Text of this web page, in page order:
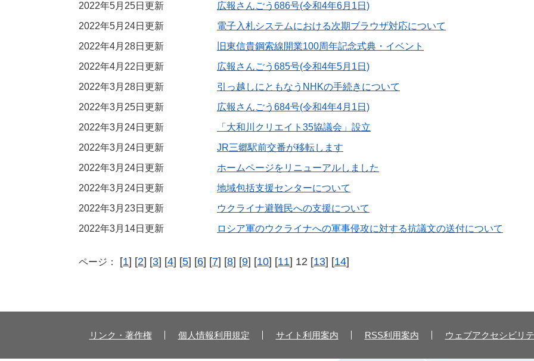
2022年5月25日更新
広報さんごう686号(令和4年6月1日)
2022年5月24日更新
電子入札システムにおける次期ブラウザ対応について
2022年4月28日更新
旧東信貴鋼索線開業100周年記念式典・イベント
2022年4月22日更新
広報さんごう685号(令和4年5月1日)
2022年3月28日更新
引っ越しにともなうNHKの手続きについて
2022年3月25日更新
広報さんごう684号(令和4年4月1日)
2022年3月24日更新
「大和川クリエイト35協議会」設立
2022年3月24日更新
JR三郷駅前交番が移転します
2022年3月24日更新
ホームページをリニューアルしました
2022年3月24日更新
地域包括支援センターについて
2022年3月23日更新
ウクライナ避難民への支援について
2022年3月14日更新
ロシア軍のウクライナへの軍事侵攻に対する抗議文の送付について
ページ： [1] [2] [3] [4] [5] [6] [7] [8] [9] [10] [11] 12 [13] [14]
リンク・著作権 個人情報利用規定 サイト利用案内 RSS利用案内 ウェブアクセシビリ